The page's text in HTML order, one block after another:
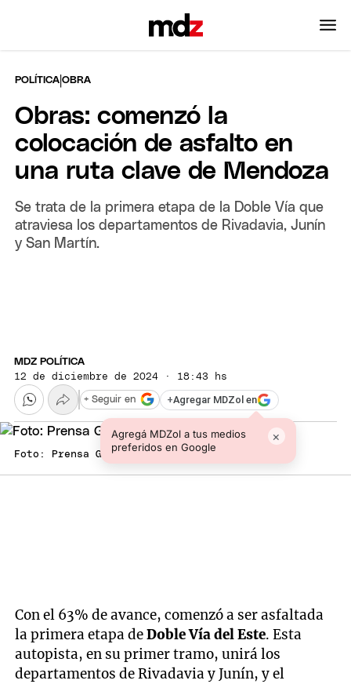
POLÍTICA |OBRA
Obras: comenzó la
colocación de asfalto en
una ruta clave de Mendoza
Se trata de la primera etapa de la Doble Vía que
atraviesa los departamentos de Rivadavia, Junín
y San Martín.
MDZ POLÍTICA
12 de diciembre de 2024 · 18:43 hs
+Agregar MDZol en
Agregá MDZol a tus medios
preferidos en Google
×
+ Seguir en
Foto: Prensa Gobierno de Mendoza
Con el 63% de avance, comenzó a ser asfaltada
la primera etapa deDoble Vía del Este. Esta
autopista, en su primer tramo, unirá los
departamentos de Rivadavia y Junín, y el